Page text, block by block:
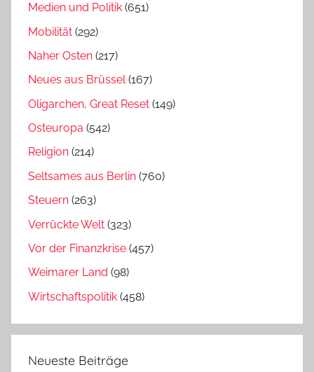
Medien und Politik (651)
Mobilität (292)
Naher Osten (217)
Neues aus Brüssel(167)
Oligarchen, Great Reset (149)
Osteuropa (542)
Religion (214)
Seltsames aus Berlin (760)
Steuern (263)
Verrückte Welt (323)
Vor der Finanzkrise (457)
Weimarer Land (98)
Wirtschaftspolitik (458)
Neueste Beiträge